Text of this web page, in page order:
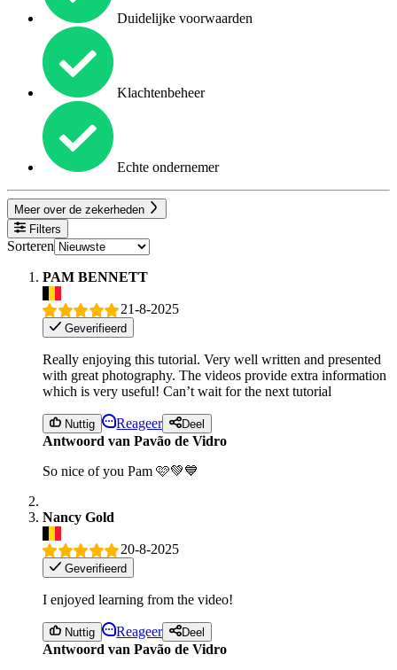
Duidelijke voorwaarden
Klachtenbeheer
Echte ondernemer
Meer over de zekerheden
Filters
Sorteren
PAM BENNETT
21-8-2025
Geverifieerd
Really enjoying this tutorial. Very well written and presented
with great photography. The videos provide extra information
which is very useful! Can’t wait for the next tutorial
Nuttig Reageer Deel
Antwoord van Pavão de Vidro
So nice of you Pam 🩷💚💙
Nancy Gold
20-8-2025
Geverifieerd
I enjoyed learning from the video!
Nuttig Reageer Deel
Antwoord van Pavão de Vidro